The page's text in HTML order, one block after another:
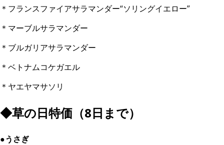
＊フランスファイアサラマンダー“ソリングイエロー”
＊マーブルサラマンダー
＊ブルガリアサラマンダー
＊ベトナムコケガエル
＊ヤエヤマサソリ
◆草の日特価（8日まで）
●うさぎ